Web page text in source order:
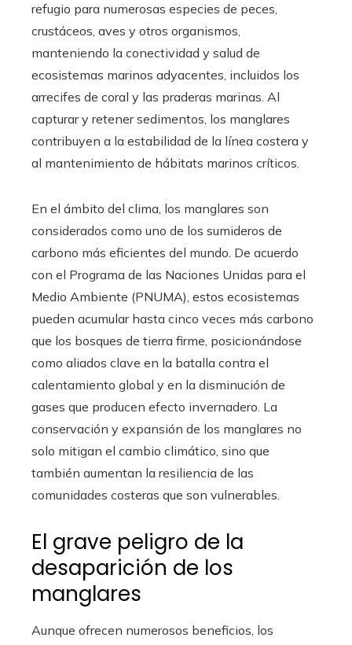
refugio para numerosas especies de peces,
crustáceos, aves y otros organismos,
manteniendo la conectividad y salud de
ecosistemas marinos adyacentes, incluidos los
arrecifes de coral y las praderas marinas. Al
capturar y retener sedimentos, los manglares
contribuyen a la estabilidad de la línea costera y
al mantenimiento de hábitats marinos críticos.
En el ámbito del clima, los manglares son
considerados como uno de los sumideros de
carbono más eficientes del mundo. De acuerdo
con el Programa de las Naciones Unidas para el
Medio Ambiente (PNUMA), estos ecosistemas
pueden acumular hasta cinco veces más carbono
que los bosques de tierra firme, posicionándose
como aliados clave en la batalla contra el
calentamiento global y en la disminución de
gases que producen efecto invernadero. La
conservación y expansión de los manglares no
solo mitigan el cambio climático, sino que
también aumentan la resiliencia de las
comunidades costeras que son vulnerables.
El grave peligro de la
desaparición de los
manglares
Aunque ofrecen numerosos beneficios, los